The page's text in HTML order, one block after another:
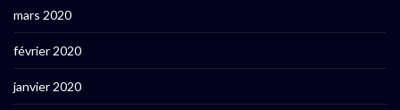
mars 2020
février 2020
janvier 2020